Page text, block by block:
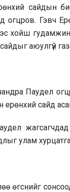
сайдын
огцров. Гэвч
хойш
аюулгүй
Паудел
ерөнхий сайд
улам
өгснийг